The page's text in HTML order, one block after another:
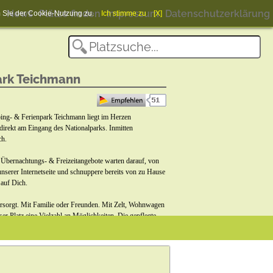
News Plätze finden Impressum Datenschutzerklärung
Teichmann
& Ferienpark Teichmann liegt im Herzen
am Eingang des Nationalparks. Inmitten
& Freizeitangebote warten darauf, von
Internetseite und schnuppere bereits von zu Hause
Dich.
Mit Familie oder Freunden. Mit Zelt, Wohnwagen
Platz eine Vielzahl an Möglichkeiten. Die gepflegte
& freistehende Ferienhäuser für zwei bis
Sie der Cookie-Nutzung zu. Ich stimme zu [X]